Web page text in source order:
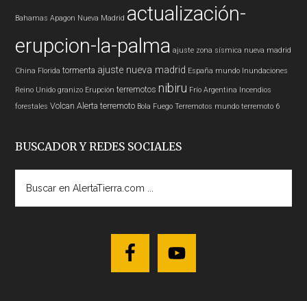
Bahamas Apagon Nueva Madrid actualización-
erupcion-la-palma ajuste zona sísmica nueva madrid
China Florida tormenta ajuste nueva madrid España mundo Inundaciones
Reino Unido granizo Erupción terremotos nibiru Frío Argentina Incendios
forestales Volcan Alerta terremoto Bola Fuego Terremotos mundo terremoto 6
BUSCADOR Y REDES SOCIALES
AlertaTierra.com